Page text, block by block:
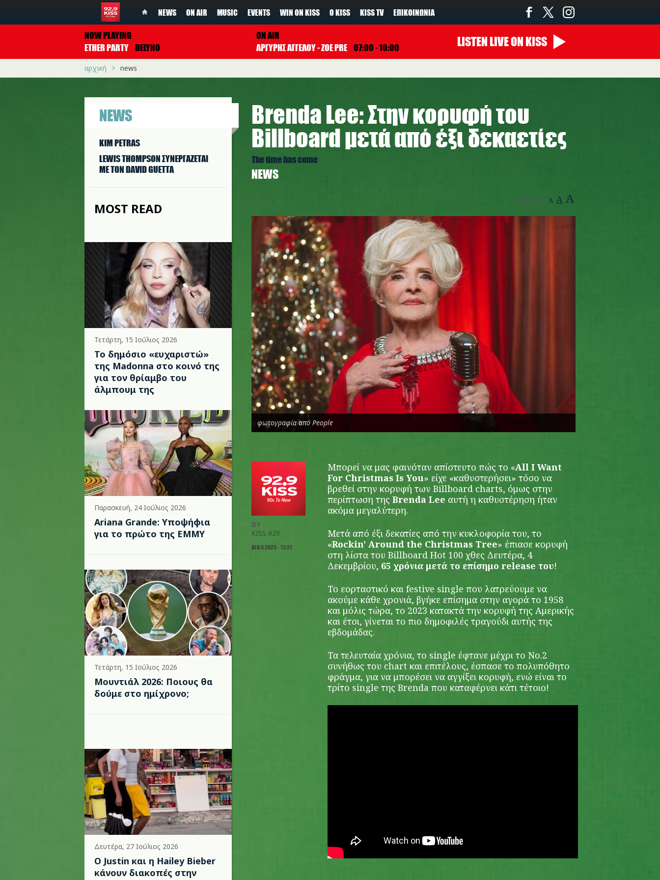
NEWS ON AIR MUSIC EVENTS WIN ON KISS Ο KISS KISS TV ΕΠΙΚΟΙΝΩΝΊΑ
NOW PLAYING
ETHER PARTY DELYNO
ON AIR
ΑΡΓΥΡΗΣ ΑΓΓΕΛΟΥ - ZOE PRE 07:00 - 10:00 LISTEN LIVEON KISS
αρχική news
NEWS
KIM PETRAS
LEWIS THOMPSON ΣΥΝΕΡΓAΖΕΤΑΙ
ΜΕ ΤΟΝ DAVID GUETTA
MOST READ
Τετάρτη, 15 Ιούλιος 2026
Το δημόσιο «ευχαριστώ»
της Madonna στο κοινό της
για τον θρίαμβο του
άλμπουμ της
Παρασκευή, 24 Ιούλιος 2026
Ariana Grande: Υποψήφια
για το πρώτο της EMMY
Τετάρτη, 15 Ιούλιος 2026
Μουντιάλ 2026: Ποιους θα
δούμε στο ημίχρονο;
Δευτέρα, 27 Ιούλιος 2026
Ο Justin και η Hailey Bieber
κάνουν διακοπές στην
Brenda Lee: Στην κορυφή του
Billboard μετά από έξι δεκαετίες
The time has come
NEWS
Text Size: A A A
b.jpg
φωτογραφία από People
BY
KISS 929
ΔΕΚ 5 2023 - 12:27
Μπορεί να μας φαινόταν απίστευτο πώς το «All I Want
For Christmas Is You» είχε «καθυστερήσει» τόσο να
βρεθεί στην κορυφή των Billboard charts, όμως στην
περίπτωση της Brenda Lee αυτή η καθυστέρηση ήταν
ακόμα μεγαλύτερη.
Μετά από έξι δεκατίες από την κυκλοφορία του, το
«Rockin' Around the Christmas Tree» έπιασε κορυφή
στη λίστα του Billboard Hot 100 χθες Δευτέρα, 4
Δεκεμβρίου, 65 χρόνια μετά το επίσημο release του!
Το εορταστικό και festive single που λατρεύουμε να
ακούμε κάθε χρονιά, βγήκε επίσημα στην αγορά το 1958
και μόλις τώρα, το 2023 κατακτά την κορυφή της Αμερικής
και έτσι, γίνεται το πιο δημοφιλές τραγούδι αυτής της
εβδομάδας.
Τα τελευταία χρόνια, το single έφτανε μέχρι το Νο.2
συνήθως του chart και επιτέλους, έσπασε το πολυπόθητο
φράγμα, για να μπορέσει να αγγίξει κορυφή, ενώ είναι το
τρίτο single της Brenda που καταφέρνει κάτι τέτοιο!